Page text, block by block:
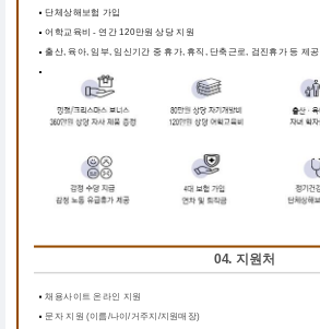
단체상해보험 가입
어학교육비 - 연간 120만원 상당 지원
출산, 육아, 임부, 임신기간 중 휴가, 휴직, 단축근로, 검진휴가 등 제공
04. 지원처
채용사이트 온라인 지원
문자 지원 (이름/나이/거주지/지원매장)